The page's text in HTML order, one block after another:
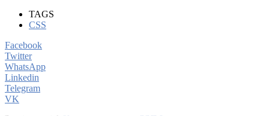
TAGS
CSS
Facebook
Twitter
WhatsApp
Linkedin
Telegram
VK